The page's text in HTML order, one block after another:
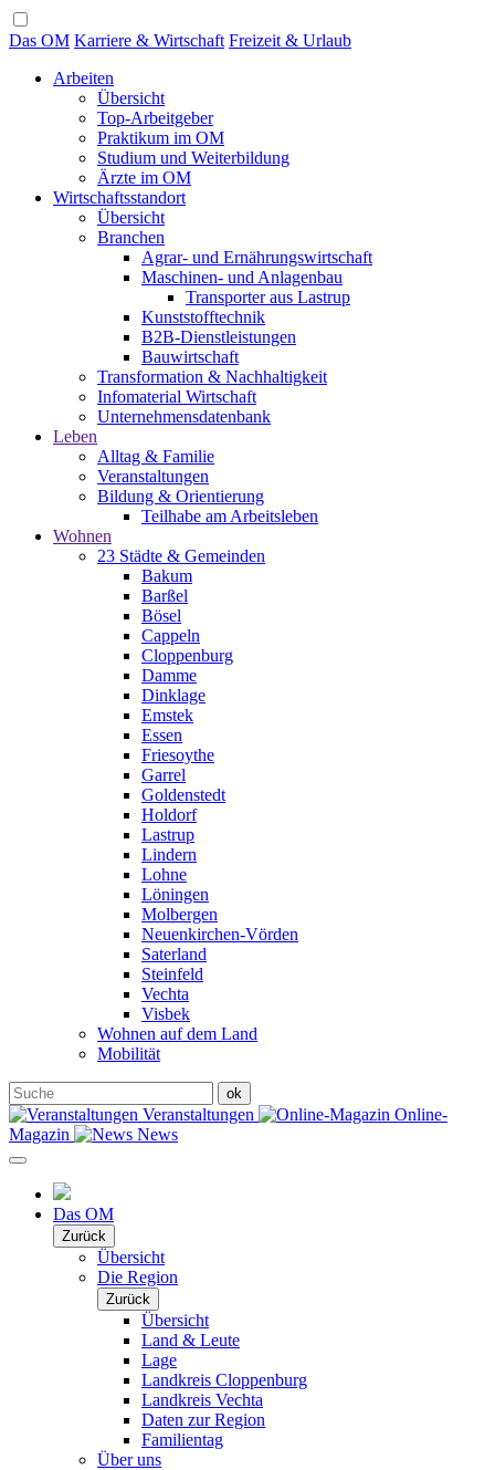
Das OM Karriere & Wirtschaft Freizeit & Urlaub
Arbeiten
Übersicht
Top-Arbeitgeber
Praktikum im OM
Studium und Weiterbildung
Ärzte im OM
Wirtschaftsstandort
Übersicht
Branchen
Agrar- und Ernährungswirtschaft
Maschinen- und Anlagenbau
Transporter aus Lastrup
Kunststofftechnik
B2B-Dienstleistungen
Bauwirtschaft
Transformation & Nachhaltigkeit
Infomaterial Wirtschaft
Unternehmensdatenbank
Leben
Alltag & Familie
Veranstaltungen
Bildung & Orientierung
Teilhabe am Arbeitsleben
Wohnen
23 Städte & Gemeinden
Bakum
Barßel
Bösel
Cappeln
Cloppenburg
Damme
Dinklage
Emstek
Essen
Friesoythe
Garrel
Goldenstedt
Holdorf
Lastrup
Lindern
Lohne
Löningen
Molbergen
Neuenkirchen-Vörden
Saterland
Steinfeld
Vechta
Visbek
Wohnen auf dem Land
Mobilität
Veranstaltungen
Online-
Magazin
News
Das OM
Zurück
Übersicht
Die Region
Zurück
Übersicht
Land & Leute
Lage
Landkreis Cloppenburg
Landkreis Vechta
Daten zur Region
Familientag
Über uns